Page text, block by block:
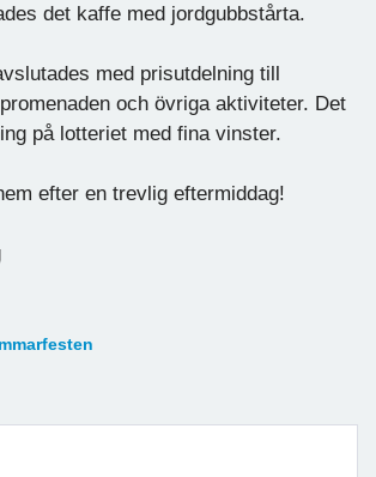
det kaffe med jordgubbstårta.
med prisutdelning till
och övriga aktiviteter. Det
på lotteriet med fina vinster.
efter en trevlig eftermiddag!